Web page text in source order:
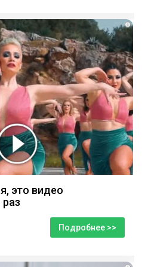
i
это видео
Подробнее >>